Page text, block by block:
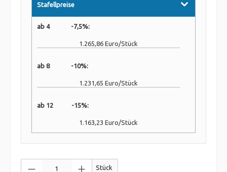
Stafellpreise
ab 4 -7,5%:
1.265,86 Euro/Stück
ab 8 -10%:
1.231,65 Euro/Stück
ab 12 -15%:
1.163,23 Euro/Stück
Stück